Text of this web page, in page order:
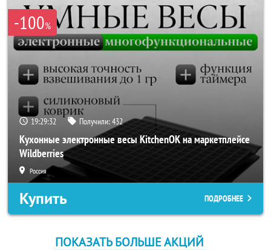
-100%
19:29:32 Получили:432
Кухонные электронные весы KitchenOK на маркетплейсе
Wildberries
Россия
Купить ПОДРОБНЕЕ
ПОКАЗАТЬ БОЛЬШЕ АКЦИЙ